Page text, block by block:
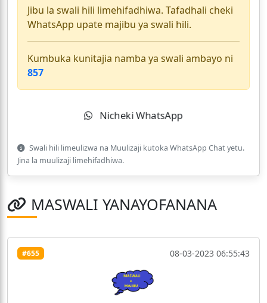
Jibu la swali hili limehifadhiwa. Tafadhali cheki
WhatsApp upate majibu ya swali hili.
Kumbuka kunitajia namba ya swali ambayo ni
857
Nicheki WhatsApp
Swali hili limeulizwa na Muulizaji kutoka WhatsApp Chat yetu.
Jina la muulizaji limehifadhiwa.
MASWALI YANAYOFANANA
#655 08-03-2023 06:55:43